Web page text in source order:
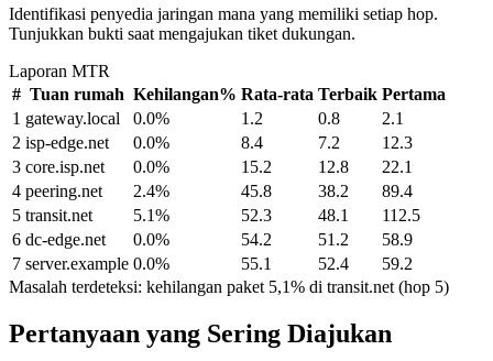
Identifikasi penyedia jaringan mana yang memiliki setiap hop.
Tunjukkan bukti saat mengajukan tiket dukungan.
Laporan MTR
# Tuan rumah Kehilangan% Rata-rata Terbaik Pertama
1 gateway.local 0.0% 1.2 0.8
2.1
2 isp-edge.net 0.0% 8.4 7.2
12.3
3 core.isp.net 0.0% 15.2 12.8
22.1
4 peering.net 2.4% 45.8 38.2
89.4
5 transit.net 5.1% 52.3 48.1
112.5
6 dc-edge.net 0.0% 54.2 51.2
58.9
7 server.example 0.0% 55.1 52.4
59.2
Masalah terdeteksi: kehilangan paket 5,1% di transit.net (hop 5)
Pertanyaan yang Sering Diajukan